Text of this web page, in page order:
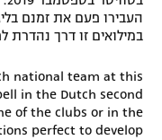
העבירו פעם את זמנם
במילואים זו דרך
national team at this
in the Dutch second
of the clubs or in the
perfect to develop